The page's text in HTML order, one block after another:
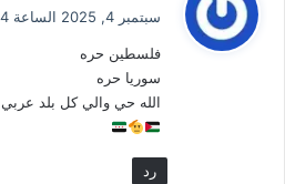
ل
سبتمبر 4, 2025 الساعة 2:44 م
فلسطين حره
سوريا حره
الله حي والي كل بلد عربي
رد